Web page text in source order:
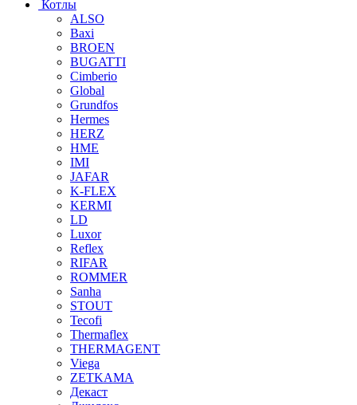
Котлы
ALSO
Baxi
BROEN
BUGATTI
Cimberio
Global
Grundfos
Hermes
HERZ
HME
IMI
JAFAR
K-FLEX
KERMI
LD
Luxor
Reflex
RIFAR
ROMMER
Sanha
STOUT
Tecofi
Thermaflex
THERMAGENT
Viega
ZETKAMA
Декаст